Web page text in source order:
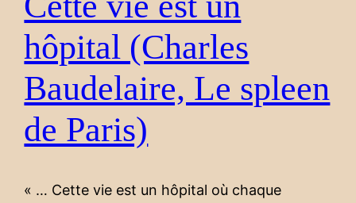
hôpital (Charles
Baudelaire, Le spleen
de Paris)
« … Cette vie est un hôpital où chaque